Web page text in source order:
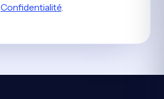
Confidentialité.